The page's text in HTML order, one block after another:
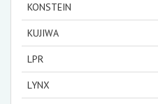
KONSTEIN
KUJIWA
LPR
LYNX